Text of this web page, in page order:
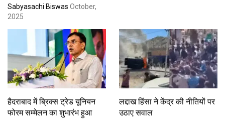
Sabyasachi Biswas October,
2025
हैदराबाद में ब्रिक्स ट्रेड यूनियन
फोरम सम्मेलन का शुभारंभ हुआ
लद्दाख हिंसा ने केंद्र की नीतियों पर
उठाए सवाल